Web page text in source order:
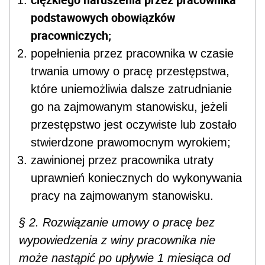
podstawowych obowiązków
pracowniczych;
popełnienia przez pracownika w czasie
trwania umowy o pracę przestępstwa,
które uniemożliwia dalsze zatrudnianie
go na zajmowanym stanowisku, jeżeli
przestępstwo jest oczywiste lub zostało
stwierdzone prawomocnym wyrokiem;
zawinionej przez pracownika utraty
uprawnień koniecznych do wykonywania
pracy na zajmowanym stanowisku.
§ 2. Rozwiązanie umowy o pracę bez
wypowiedzenia z winy pracownika nie
może nastąpić po upływie 1 miesiąca od